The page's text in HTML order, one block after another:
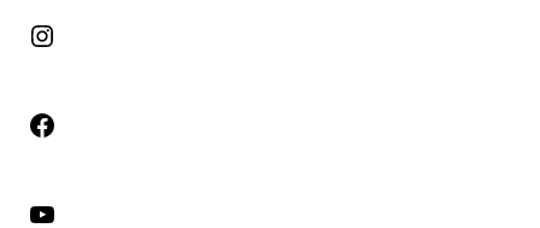
Instagram
Facebook
YouTube